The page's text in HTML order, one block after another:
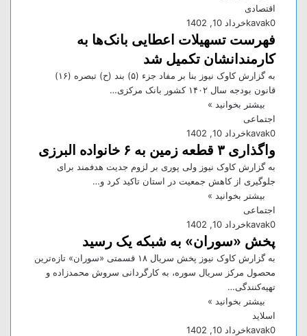
اقتصادی
kavakخرداد 10, 1402 0
فهرست تسهیلات اعطایی بانک‌ها به
کارمندانشان تکمیل شد
به گزارش کاوک نیوز بنا بر مفاد جزء (۵) بند (ح) تبصره (۱۶)
قانون بودجه سال ۱۴۰۲ کشور بانک مرکزی…
بیشتر بخوانید »
اجتماعی
kavakخرداد 10, 1402 0
واگذاری ۳ قطعه زمین به ۶ خانواده البرزی
به گزارش کاوک نیوز ولی پوری بر لزوم جدیت هدفمند برای
جلوگیری از کاهش جمعیت در استان تاکید کرد و…
بیشتر بخوانید »
اجتماعی
kavakخرداد 10, 1402 0
پخش «سوران» به شبکه یک رسید
به گزارش کاوک نیوز پخش سریال ١٨ قسمتی «سوران» تازه‌ترین
محصول مرکز سریال سوره، به کارگردانی سروش محمدزاده و
تهیه‌کنندگی…
بیشتر بخوانید »
اسلاید
kavakخرداد 10, 1402 0